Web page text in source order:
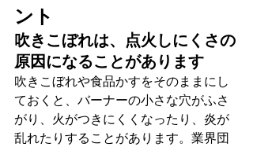
ント
吹きこぼれは、点火しにくさの
原因になることがあります
吹きこぼれや食品かすをそのままにし
ておくと、バーナーの小さな穴がふさ
がり、火がつきにくくなったり、炎が
乱れたりすることがあります。業界団